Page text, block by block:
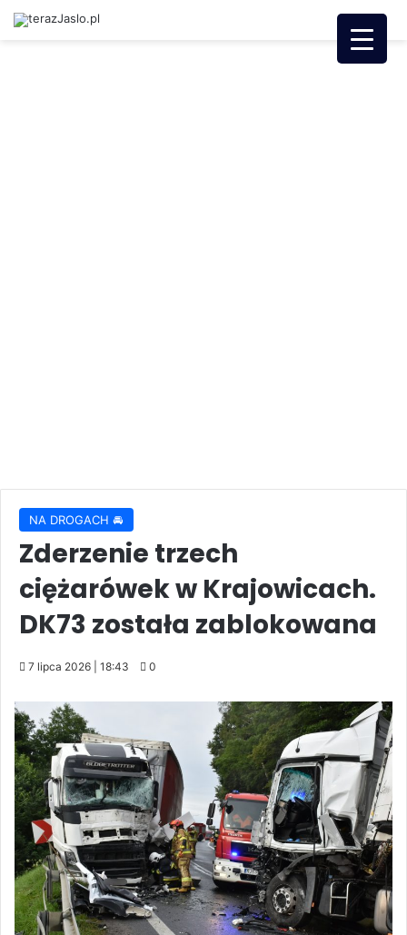
NA DROGACH 🚘
Zderzenie trzech
ciężarówek w Krajowicach.
DK73 została zablokowana
7 lipca 2026 | 18:43 0